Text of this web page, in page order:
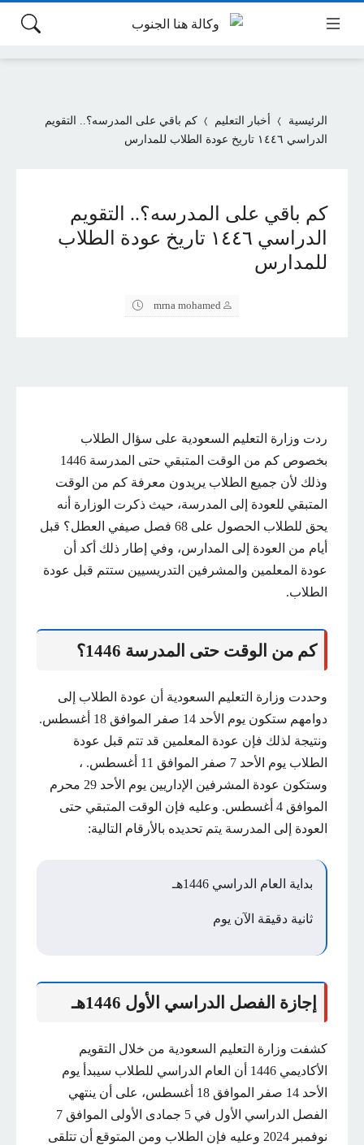
الرئيسية أخبار التعليم
كم باقي على المدرسه؟.. التقويم
الدراسي ١٤٤٦ تاريخ عودة الطلاب للمدارس
كم باقي على المدرسه؟.. التقويم
الدراسي ١٤٤٦ تاريخ عودة الطلاب
للمدارس
mrna mohamed
ردت وزارة التعليم السعودية على سؤال الطلاب
بخصوص كم من الوقت المتبقي حتى المدرسة 1446
وذلك لأن جميع الطلاب يريدون معرفة كم من الوقت
المتبقي للعودة إلى المدرسة، حيث ذكرت الوزارة أنه
يحق للطلاب الحصول على 68 فصل صيفي العطل؟ قبل
أيام من العودة إلى المدارس، وفي إطار ذلك أكد أن
عودة المعلمين والمشرفين التدريسيين ستتم قبل عودة
الطلاب.
كم من الوقت حتى المدرسة 1446؟
وحددت وزارة التعليم السعودية أن عودة الطلاب إلى
دوامهم ستكون يوم الأحد 14 صفر الموافق 18 أغسطس.
ونتيجة لذلك فإن عودة المعلمين قد تتم قبل عودة
الطلاب يوم الأحد 7 صفر الموافق 11 أغسطس. ،
وستكون عودة المشرفين الإداريين يوم الأحد 29 محرم
الموافق 4 أغسطس. وعليه فإن الوقت المتبقي حتى
العودة إلى المدرسة يتم تحديده بالأرقام التالية:
بداية العام الدراسي 1446هـ
ثانية دقيقة الآن يوم
إجازة الفصل الدراسي الأول 1446هـ
كشفت وزارة التعليم السعودية من خلال التقويم
الأكاديمي 1446 أن العام الدراسي للطلاب سيبدأ يوم
الأحد 14 صفر الموافق 18 أغسطس، على أن ينتهي
الفصل الدراسي الأول في 5 جمادى الأولى الموافق 7
نوفمبر 2024 وعليه فإن الطلاب ومن المتوقع أن تتلقى